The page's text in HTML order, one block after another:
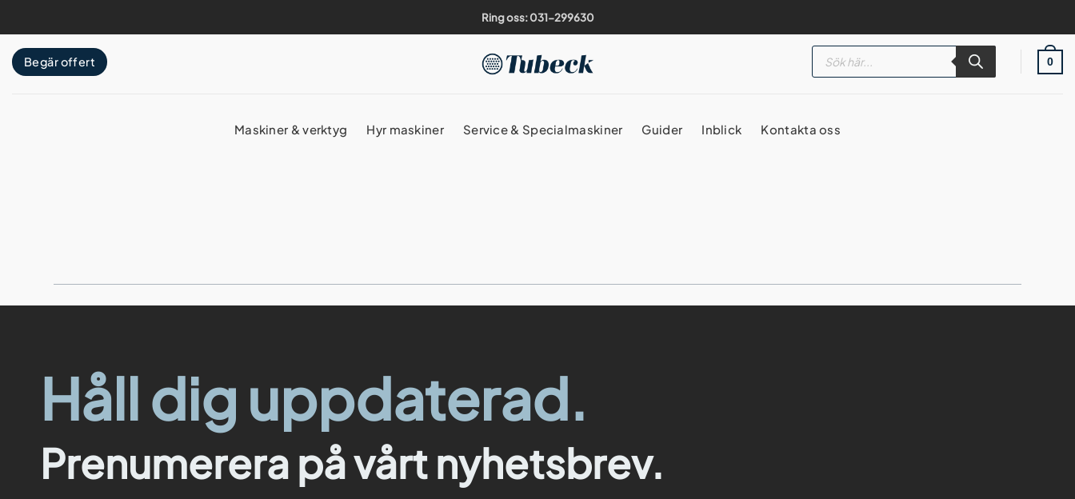
content
Ring oss: 031-299630
Begär offert
Products
search
0
Maskiner & verktyg Hyr maskiner Service & Specialmaskiner Guider Inblick Kontakta oss
Håll dig uppdaterad.
Prenumerera på vårt nyhetsbrev.